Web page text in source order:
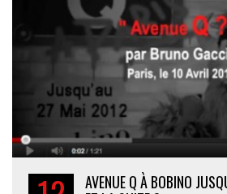
AVENUE Q À BOBINO